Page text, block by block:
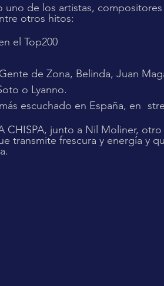
de los artistas, compositores
otros hitos:
el Top200
o Lyanno.
Ser 	el pasado
CHISPA, junto a Nil Moliner,
transmite frescura y energía y